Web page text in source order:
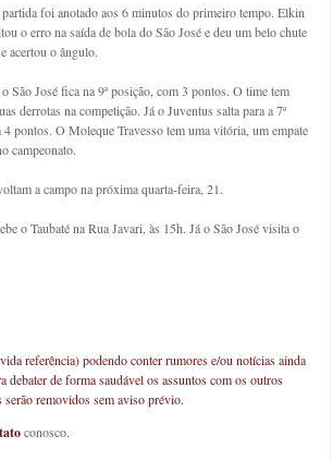
foi anotado aos 6 minutos do primeiro tempo. Elkin
o erro na saída de bola do São José e deu um belo chute
acertou o ângulo.
São José fica na 9ª posição, com 3 pontos. O time tem
derrotas na competição. Já o Juventus salta para a 7ª
4 pontos. O Moleque Travesso tem uma vitória, um empate
campeonato.
a campo na próxima quarta-feira, 21.
o Taubaté na Rua Javari, às 15h. Já o São José visita o
referência) podendo conter rumores e/ou notícias ainda
de forma saudável os assuntos com os outros
removidos sem aviso prévio.
conosco.